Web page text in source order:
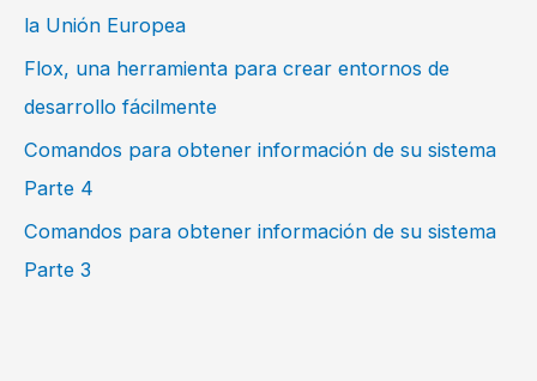
la Unión Europea
Flox, una herramienta para crear entornos de
desarrollo fácilmente
Comandos para obtener información de su sistema
Parte 4
Comandos para obtener información de su sistema
Parte 3